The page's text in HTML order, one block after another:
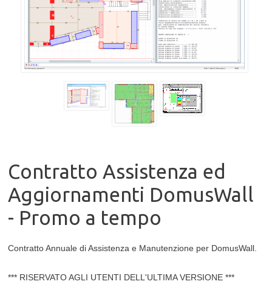
Contratto Assistenza ed
Aggiornamenti DomusWall
- Promo a tempo
Contratto Annuale di Assistenza e Manutenzione per DomusWall.
*** RISERVATO AGLI UTENTI DELL'ULTIMA VERSIONE ***